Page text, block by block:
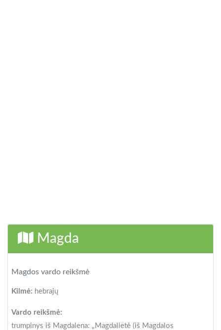
Magda
Magdos vardo reikšmė
Kilmė: hebrajų
Vardo reikšmė:
trumpinys iš Magdalena: „Magdalietė (iš Magdalos